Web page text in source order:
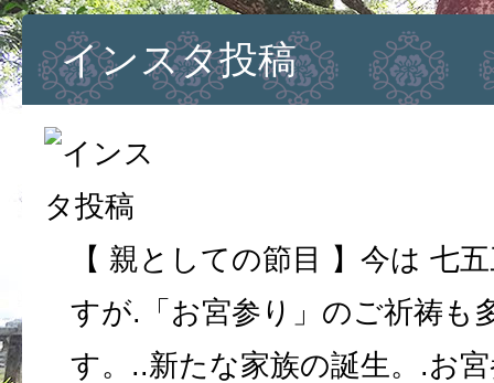
トップページ
ブログ(日々八百万)
お知らせ一覧 歴史・ご祭神
年中行事
メディア掲載 ご祈祷・ご祈
安産祈願
初宮参り
七五三詣
長寿のお祝い
神前結婚式
厄祓い・方位
車のお祓い
地鎮祭
神葬祭（神式
インスタ投稿
【 親としての節目 】今は 七
すが.「お宮参り」のご祈祷も
す。..新たな家族の誕生。.お